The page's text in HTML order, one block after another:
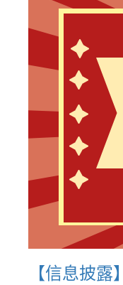
【信息披